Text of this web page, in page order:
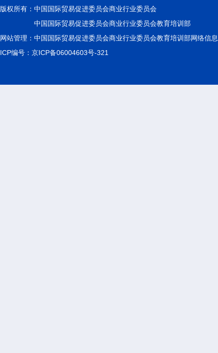
版权所有： 中国国际贸易促进委员会商业行业委员会
中国国际贸易促进委员会商业行业委员会教育培训部
网站管理：中国国际贸易促进委员会商业行业委员会教育培训部网络信
ICP编号：京ICP备06004603号-321